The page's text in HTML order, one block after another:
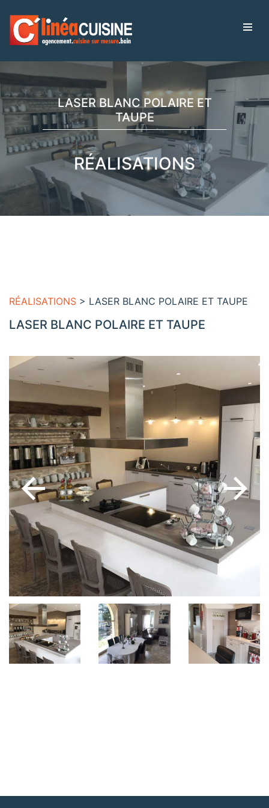
LASER BLANC POLAIRE ET
TAUPE
RÉALISATIONS
RÉALISATIONS > LASER BLANC POLAIRE ET TAUPE
LASER BLANC POLAIRE ET TAUPE